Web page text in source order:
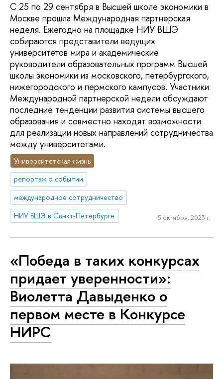
С 25 по 29 сентября в Высшей школе экономики в
Москве прошла Международная партнерская
неделя. Ежегодно на площадке НИУ ВШЭ
собираются представители ведущих
университетов мира и академические
руководители образовательных программ Высшей
школы экономики из московского, петербургского,
нижегородского и пермского кампусов. Участники
Международной партнерской недели обсуждают
последние тенденции развития системы высшего
образования и совместно находят возможности
для реализации новых направлений сотрудничества
между университетами.
Университетская жизнь
репортаж о событии
международное сотрудничество
НИУ ВШЭ в Санкт-Петербурге
5 октября, 2023 г.
«Победа в таких конкурсах
придает уверенности»:
Виолетта Давыденко о
первом месте в Конкурсе
НИРС